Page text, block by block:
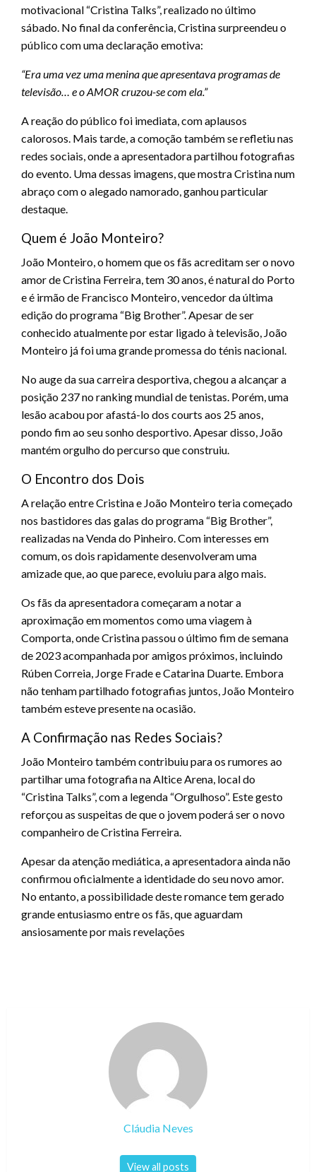
motivacional “Cristina Talks”, realizado no último
sábado. No final da conferência, Cristina surpreendeu o
público com uma declaração emotiva:
“Era uma vez uma menina que apresentava programas de
televisão… e o AMOR cruzou-se com ela.”
A reação do público foi imediata, com aplausos
calorosos. Mais tarde, a comoção também se refletiu nas
redes sociais, onde a apresentadora partilhou fotografias
do evento. Uma dessas imagens, que mostra Cristina num
abraço com o alegado namorado, ganhou particular
destaque.
Quem é João Monteiro?
João Monteiro, o homem que os fãs acreditam ser o novo
amor de Cristina Ferreira, tem 30 anos, é natural do Porto
e é irmão de Francisco Monteiro, vencedor da última
edição do programa “Big Brother”. Apesar de ser
conhecido atualmente por estar ligado à televisão, João
Monteiro já foi uma grande promessa do ténis nacional.
No auge da sua carreira desportiva, chegou a alcançar a
posição 237 no ranking mundial de tenistas. Porém, uma
lesão acabou por afastá-lo dos courts aos 25 anos,
pondo fim ao seu sonho desportivo. Apesar disso, João
mantém orgulho do percurso que construiu.
O Encontro dos Dois
A relação entre Cristina e João Monteiro teria começado
nos bastidores das galas do programa “Big Brother”,
realizadas na Venda do Pinheiro. Com interesses em
comum, os dois rapidamente desenvolveram uma
amizade que, ao que parece, evoluiu para algo mais.
Os fãs da apresentadora começaram a notar a
aproximação em momentos como uma viagem à
Comporta, onde Cristina passou o último fim de semana
de 2023 acompanhada por amigos próximos, incluindo
Rúben Correia, Jorge Frade e Catarina Duarte. Embora
não tenham partilhado fotografias juntos, João Monteiro
também esteve presente na ocasião.
A Confirmação nas Redes Sociais?
João Monteiro também contribuiu para os rumores ao
partilhar uma fotografia na Altice Arena, local do
“Cristina Talks”, com a legenda “Orgulhoso”. Este gesto
reforçou as suspeitas de que o jovem poderá ser o novo
companheiro de Cristina Ferreira.
Apesar da atenção mediática, a apresentadora ainda não
confirmou oficialmente a identidade do seu novo amor.
No entanto, a possibilidade deste romance tem gerado
grande entusiasmo entre os fãs, que aguardam
ansiosamente por mais revelações
Cláudia Neves
View all posts